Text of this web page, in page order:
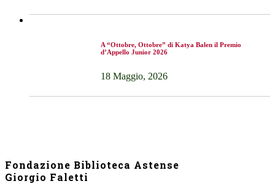
A “Ottobre, Ottobre” di Katya Balen il Premio
d’Appello Junior 2026
18 Maggio, 2026
Fondazione Biblioteca Astense
Giorgio Faletti